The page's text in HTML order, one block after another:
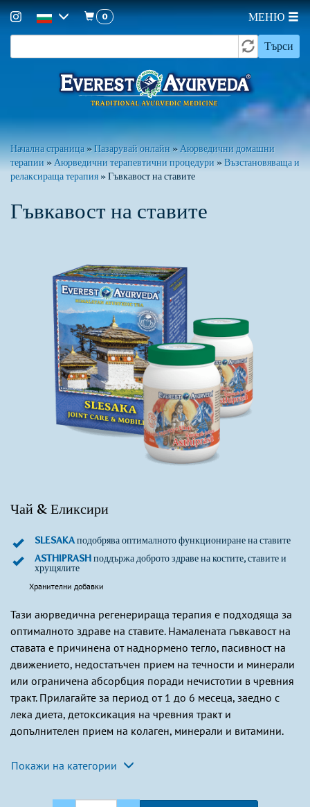
към
за
търсене
Търси
0 МЕНЮ
Вие
сте
Начална страница »Пазарувай онлайн » Аюрведични домашни
терапии » Аюрведични терапевтични процедури »Възстановяваща и
релаксираща терапия »Гъвкавост на ставите
Гъвкавост на ставите
Чай & Еликсири
SLESAKAподобрява оптималното функциониране на ставите
ASTHIPRASHподдържа доброто здраве на костите, ставите и
хрущялите
Хранителни добавки
Тази aюрведична регенерираща терапия е подходяща за
оптималното здраве на ставите. Намалената гъвкавост на
ставата е причинена от наднормено тегло, пасивност на
движението, недостатъчен прием на течности и минерали
или ограничена абсорбция поради нечистотии в чревния
тракт. Прилагайте за период от 1 до 6 месеца, заедно с
лека диета, детоксикация на чревния тракт и
допълнителен прием на колаген, минерали и витамини.
Покажи на категории